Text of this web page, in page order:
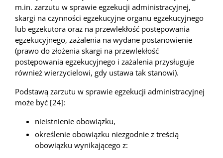
m.in. zarzutu w sprawie egzekucji administracyjnej,
skargi na czynności egzekucyjne organu egzekucyjnego
lub egzekutora oraz na przewlekłość postępowania
egzekucyjnego, zażalenia na wydane postanowienie
(prawo do złożenia skargi na przewlekłość
postępowania egzekucyjnego i zażalenia przysługuje
również wierzycielowi, gdy ustawa tak stanowi).
Podstawą zarzutu w sprawie egzekucji administracyjnej
może być [24]:
nieistnienie obowiązku,
określenie obowiązku niezgodnie z treścią
obowiązku wynikającego z: